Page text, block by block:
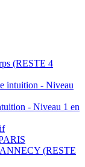
(RESTE 4
intuition - Niveau
- Niveau 1 en
ANNECY (RESTE